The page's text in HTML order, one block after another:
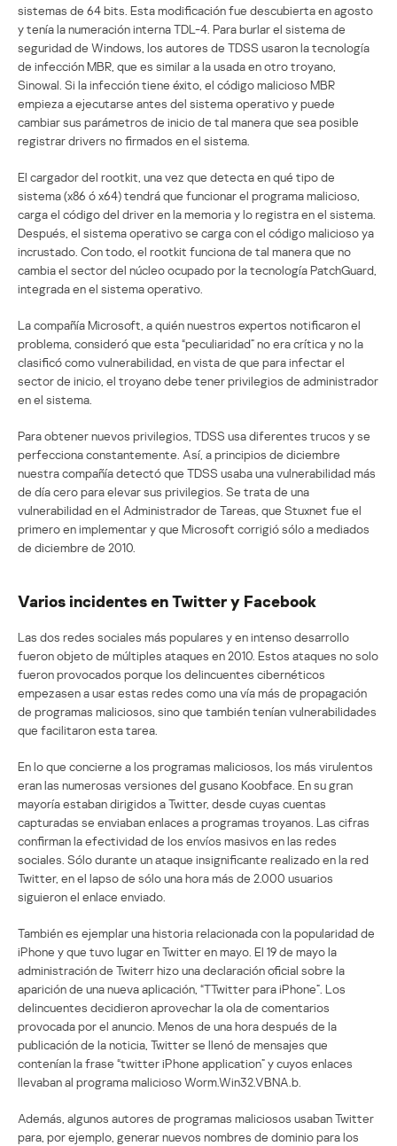
sistemas de 64 bits. Esta modificación fue descubierta en agosto
y tenía la numeración interna TDL-4. Para burlar el sistema de
seguridad de Windows, los autores de TDSS usaron la tecnología
de infección MBR, que es similar a la usada en otro troyano,
Sinowal. Si la infección tiene éxito, el código malicioso MBR
empieza a ejecutarse antes del sistema operativo y puede
cambiar sus parámetros de inicio de tal manera que sea posible
registrar drivers no firmados en el sistema.
El cargador del rootkit, una vez que detecta en qué tipo de
sistema (x86 ó x64) tendrá que funcionar el programa malicioso,
carga el código del driver en la memoria y lo registra en el sistema.
Después, el sistema operativo se carga con el código malicioso ya
incrustado. Con todo, el rootkit funciona de tal manera que no
cambia el sector del núcleo ocupado por la tecnología PatchGuard,
integrada en el sistema operativo.
La compañía Microsoft, a quién nuestros expertos notificaron el
problema, consideró que esta “peculiaridad” no era crítica y no la
clasificó como vulnerabilidad, en vista de que para infectar el
sector de inicio, el troyano debe tener privilegios de administrador
en el sistema.
Para obtener nuevos privilegios, TDSS usa diferentes trucos y se
perfecciona constantemente. Así, a principios de diciembre
nuestra compañía detectó que TDSS usaba una vulnerabilidad más
de día cero para elevar sus privilegios. Se trata de una
vulnerabilidad en el Administrador de Tareas, que Stuxnet fue el
primero en implementar y que Microsoft corrigió sólo a mediados
de diciembre de 2010.
Varios incidentes en Twitter y Facebook
Las dos redes sociales más populares y en intenso desarrollo
fueron objeto de múltiples ataques en 2010. Estos ataques no solo
fueron provocados porque los delincuentes cibernéticos
empezasen a usar estas redes como una vía más de propagación
de programas maliciosos, sino que también tenían vulnerabilidades
que facilitaron esta tarea.
En lo que concierne a los programas maliciosos, los más virulentos
eran las numerosas versiones del gusano Koobface. En su gran
mayoría estaban dirigidos a Twitter, desde cuyas cuentas
capturadas se enviaban enlaces a programas troyanos. Las cifras
confirman la efectividad de los envíos masivos en las redes
sociales. Sólo durante un ataque insignificante realizado en la red
Twitter, en el lapso de sólo una hora más de 2.000 usuarios
siguieron el enlace enviado.
También es ejemplar una historia relacionada con la popularidad de
iPhone y que tuvo lugar en Twitter en mayo. El 19 de mayo la
administración de Twiterr hizo una declaración oficial sobre la
aparición de una nueva aplicación, “TTwitter para iPhone”. Los
delincuentes decidieron aprovechar la ola de comentarios
provocada por el anuncio. Menos de una hora después de la
publicación de la noticia, Twitter se llenó de mensajes que
contenían la frase “twitter iPhone application” y cuyos enlaces
llevaban al programa malicioso Worm.Win32.VBNA.b.
Además, algunos autores de programas maliciosos usaban Twitter
para, por ejemplo, generar nuevos nombres de dominio para los